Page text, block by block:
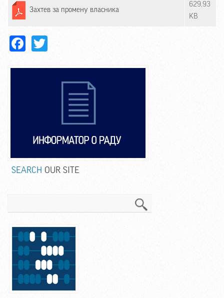
Захтев за промену власника
629.93
KB
Facebook
SEARCH OUR SITE